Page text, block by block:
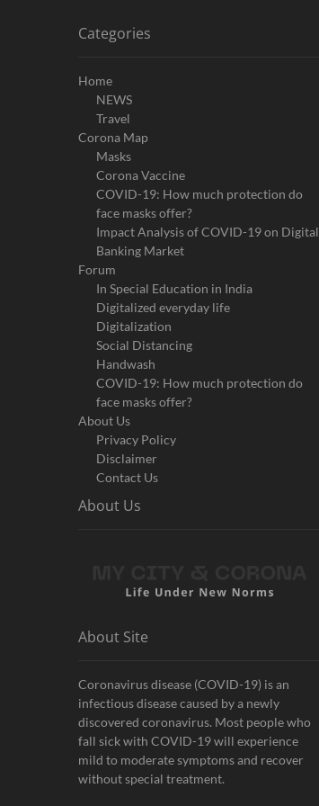
Categories
Home
NEWS
Travel
Corona Map
Masks
Corona Vaccine
COVID-19: How much protection do
face masks offer?
Impact Analysis of COVID-19 on Digital
Banking Market
Forum
In Special Education in India
Digitalized everyday life
Digitalization
Social Distancing
Handwash
COVID-19: How much protection do
face masks offer?
About Us
Privacy Policy
Disclaimer
Contact Us
About Us
About Site
Coronavirus disease (COVID-19) is an
infectious disease caused by a newly
discovered coronavirus. Most people who
fall sick with COVID-19 will experience
mild to moderate symptoms and recover
without special treatment.